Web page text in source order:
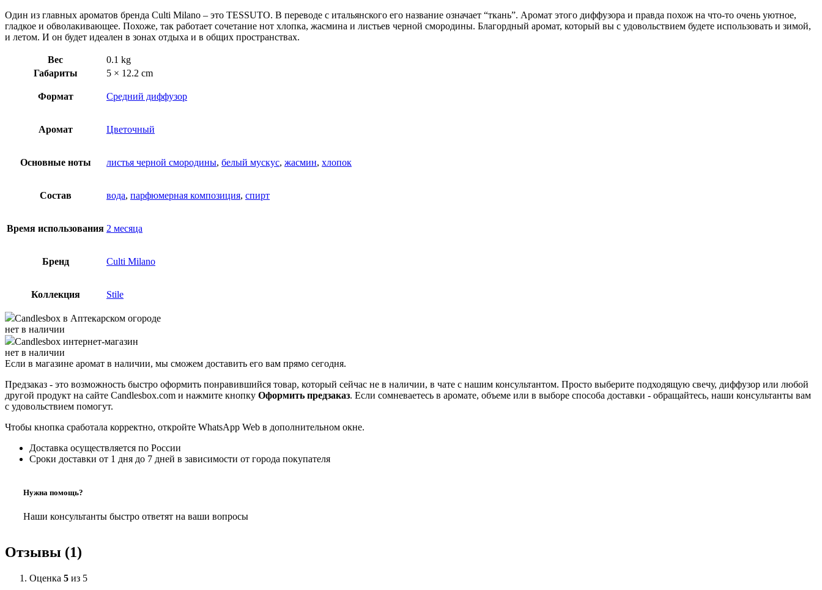
Один из главных ароматов бренда Culti Milano – это TESSUTO. В переводе с итальянского его название означает “ткань”. Аромат этого диффузора и правда похож на что-то очень уютное,
гладкое и обволакивающее. Похоже, так работает сочетание нот хлопка, жасмина и листьев черной смородины. Благордный аромат, который вы с удовольствием будете использовать и зимой,
и летом. И он будет идеален в зонах отдыха и в общих пространствах.
Вес
0.1 kg
Габариты
5 × 12.2 cm
Формат Средний диффузор
Аромат Цветочный
Основные ноты листья черной смородины, белый мускус, жасмин, хлопок
Состав вода, парфюмерная композиция, спирт
Время использования 2 месяца
Бренд Culti Milano
Коллекция Stile
Candlesbox в Аптекарском огороде
нет в наличии
Candlesbox интернет-магазин
нет в наличии
Если в магазине аромат в наличии, мы сможем доставить его вам прямо сегодня.
Предзаказ - это возможность быстро оформить понравившийся товар, который сейчас не в наличии, в чате с нашим консультантом. Просто выберите подходящую свечу, диффузор или любой
другой продукт на сайте Candlesbox.com и нажмите кнопку Оформить предзаказ. Если сомневаетесь в аромате, объеме или в выборе способа доставки - обращайтесь, наши консультанты вам
с удовольствием помогут.
Чтобы кнопка сработала корректно, откройте WhatsApp Web в дополнительном окне.
Доставка осуществляется по России
Сроки доставки от 1 дня до 7 дней в зависимости от города покупателя
Нужна помощь?
Наши консультанты быстро ответят на ваши вопросы
Отзывы (1)
Оценка 5 из 5